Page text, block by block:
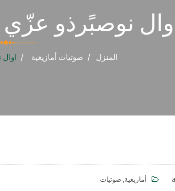
نوصبًرذو
المنزل صوتيات أمازيغية
أمازيغية, صوتيات